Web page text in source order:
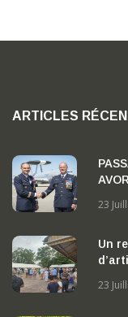
ARTICLES
23
Un
23